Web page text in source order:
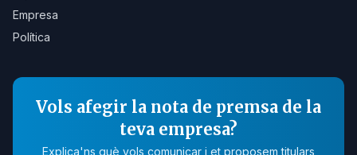
Empresa
Política
Vols afegir la nota de premsa de la
teva empresa?
Explica'ns què vols comunicar i et proposem titulars